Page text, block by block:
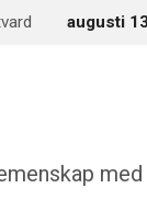
augusti 13